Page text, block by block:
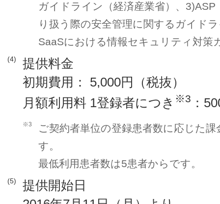
ガイドライン（経済産業省）、
り扱う際の安全管理に関するガイド
SaaSにおける情報セキュリティ対策
(4)
提供料金
初期費用： 5,000円（税抜）
月額利用料 1登録者につき ※3 ：
※3
ご契約者単位の登録患者数に応じた
す。
最低利用患者数は5患者からです。
(5)
提供開始日